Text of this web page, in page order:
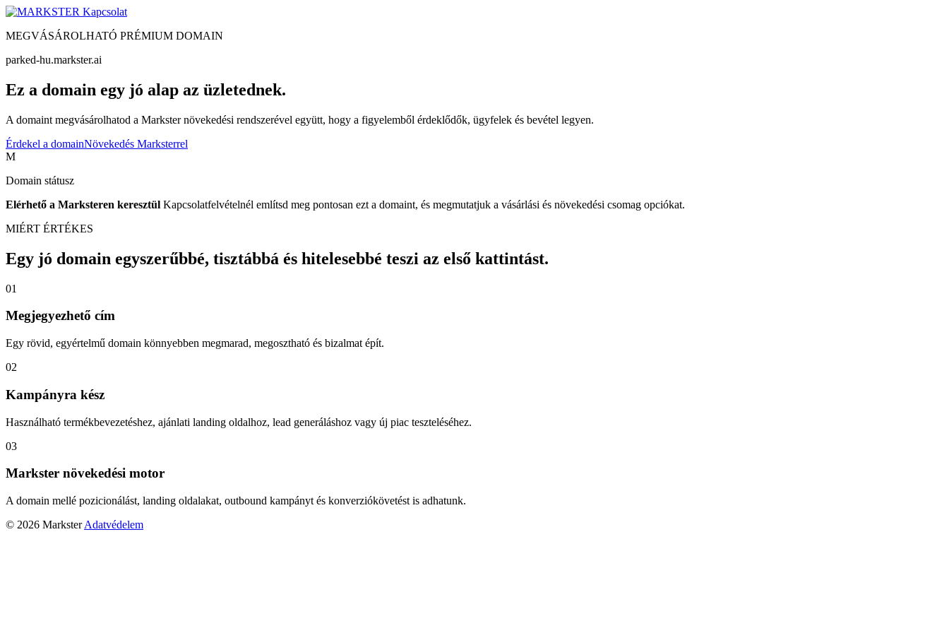
Kapcsolat
MEGVÁSÁROLHATÓ PRÉMIUM DOMAIN
parked-hu.markster.ai
Ez a domain egy jó alap az üzletednek.
A domaint megvásárolhatod a Markster növekedési rendszerével együtt, hogy a figyelemből érdeklődők, ügyfelek és bevétel legyen.
Érdekel a domainNövekedés Marksterrel
M
Domain státusz
Elérhető a Marksteren keresztül Kapcsolatfelvételnél említsd meg pontosan ezt a domaint, és megmutatjuk a vásárlási és növekedési csomag opciókat.
MIÉRT ÉRTÉKES
Egy jó domain egyszerűbbé, tisztábbá és hitelesebbé teszi az első kattintást.
01
Megjegyezhető cím
Egy rövid, egyértelmű domain könnyebben megmarad, megosztható és bizalmat épít.
02
Kampányra kész
Használható termékbevezetéshez, ajánlati landing oldalhoz, lead generáláshoz vagy új piac teszteléséhez.
03
Markster növekedési motor
A domain mellé pozicionálást, landing oldalakat, outbound kampányt és konverziókövetést is adhatunk.
© 2026 Markster Adatvédelem